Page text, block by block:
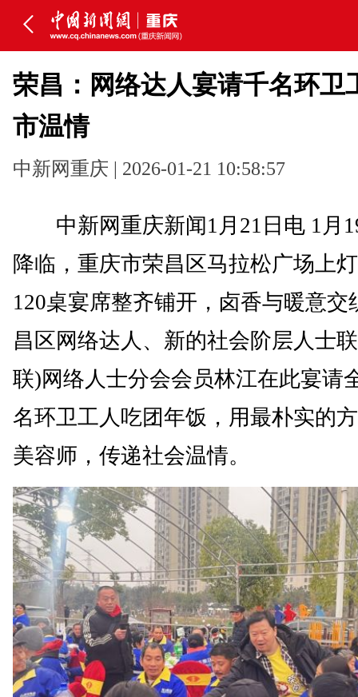
荣昌：网络达人宴请千名环卫
市温情
中新网重庆 | 2026-01-21 10:58:57
中新网重庆新闻1月21日电 1月
降临，重庆市荣昌区马拉松广场上
120桌宴席整齐铺开，卤香与暖意交
昌区网络达人、新的社会阶层人士
联)网络人士分会会员林江在此宴请
名环卫工人吃团年饭，用最朴实的
美容师，传递社会温情。